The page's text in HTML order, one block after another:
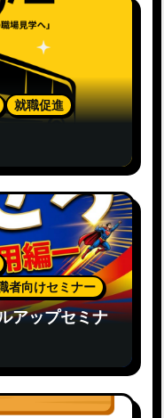
就職促進
者向けセミナー
アップセミナ